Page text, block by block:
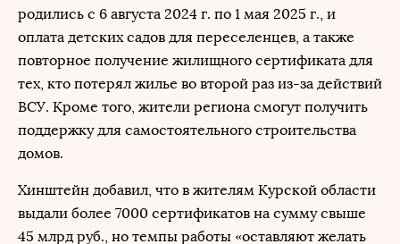
родились с 6 августа 2024 г. по 1 мая 2025 г., и
оплата детских садов для переселенцев, а также
повторное получение жилищного сертификата для
тех, кто потерял жилье во второй раз из-за действий
ВСУ. Кроме того, жители региона смогут получить
поддержку для самостоятельного строительства
домов.
Хинштейн добавил, что в жителям Курской области
выдали более 7000 сертификатов на сумму свыше
45 млрд руб., но темпы работы «оставляют желать